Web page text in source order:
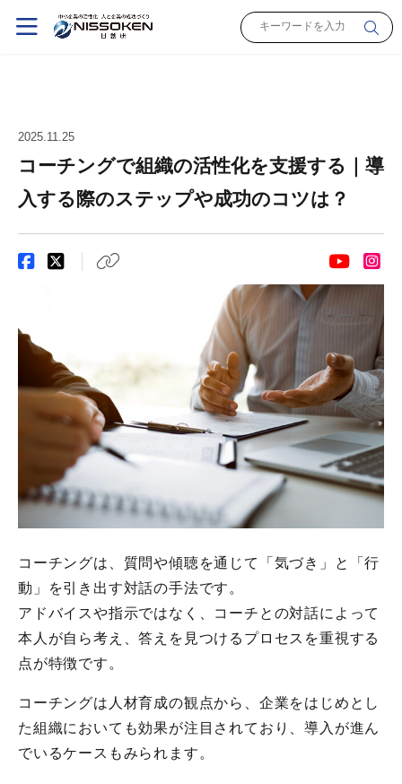
2025.11.25
コーチングで組織の活性化を支援する｜導
入する際のステップや成功のコツは？
コーチングは、質問や傾聴を通じて「気づき」と「行
動」を引き出す対話の手法です。
アドバイスや指示ではなく、コーチとの対話によって
本人が自ら考え、答えを見つけるプロセスを重視する
点が特徴です。
コーチングは人材育成の観点から、企業をはじめとし
た組織においても効果が注目されており、導入が進ん
でいるケースもみられます。